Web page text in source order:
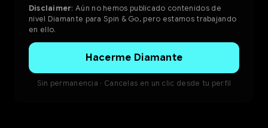
Disclaimer: Aún no hemos publicado contenidos de
nivel Diamante para Spin & Go, pero estamos trabajando
en ello.
Hacerme Diamante
Sin permanencia · Cancelas en un clic desde tu perfil